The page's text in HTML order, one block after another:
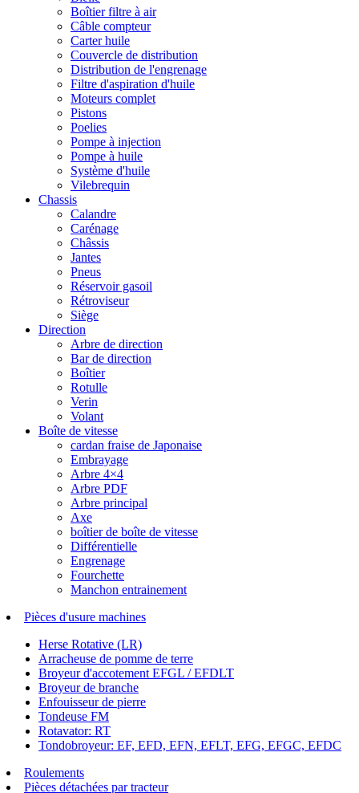
Boîtier filtre à air
Câble compteur
Carter huile
Couvercle de distribution
Distribution de l'engrenage
Filtre d'aspiration d'huile
Moteurs complet
Pistons
Poelies
Pompe à injection
Pompe à huile
Système d'huile
Vilebrequin
Chassis
Calandre
Carénage
Châssis
Jantes
Pneus
Réservoir gasoil
Rétroviseur
Siège
Direction
Arbre de direction
Bar de direction
Boîtier
Rotulle
Verin
Volant
Boîte de vitesse
cardan fraise de Japonaise
Embrayage
Arbre 4×4
Arbre PDF
Arbre principal
Axe
boîtier de boîte de vitesse
Différentielle
Engrenage
Fourchette
Manchon entrainement
Pièces d'usure machines
Herse Rotative (LR)
Arracheuse de pomme de terre
Broyeur d'accotement EFGL / EFDLT
Broyeur de branche
Enfouisseur de pierre
Tondeuse FM
Rotavator: RT
Tondobroyeur: EF, EFD, EFN, EFLT, EFG, EFGC, EFDC
Roulements
Pièces détachées par tracteur